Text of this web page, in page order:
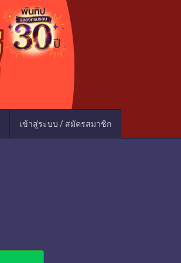
เข้าสู่ระบบ / สมัครสมาชิก